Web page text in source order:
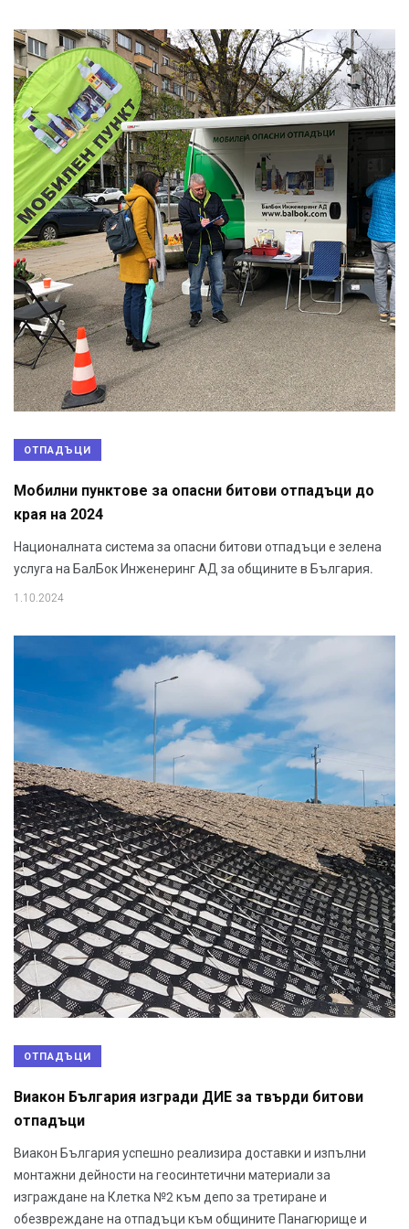
ОТПАДЪЦИ
Мобилни пунктове за опасни битови отпадъци до
края на 2024
Националната система за опасни битови отпадъци е зелена
услуга на БалБок Инженеринг АД за общините в България.
1.10.2024
ОТПАДЪЦИ
Виакон България изгради ДИЕ за твърди битови
отпадъци
Виакон България успешно реализира доставки и изпълни
монтажни дейности на геосинтетични материали за
изграждане на Клетка №2 към депо за третиране и
обезвреждане на отпадъци към общините Панагюрище и